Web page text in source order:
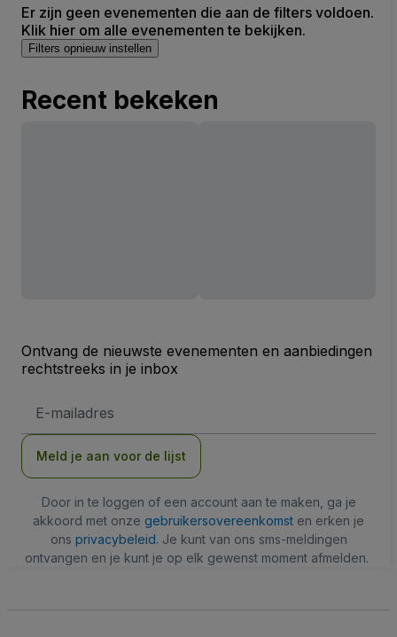
Er zijn geen evenementen die aan de filters voldoen.
Klik hier om alle evenementen te bekijken.
Filters opnieuw instellen
Recent bekeken
Ontvang de nieuwste evenementen en aanbiedingen
rechtstreeks in je inbox
mailadres
Meld je aan voor de lijst
Door in te loggen of een account aan te maken, ga je
akkoord met onze gebruikersovereenkomst en erken je
ons privacybeleid. Je kunt van ons sms-meldingen
ontvangen en je kunt je op elk gewenst moment afmelden.